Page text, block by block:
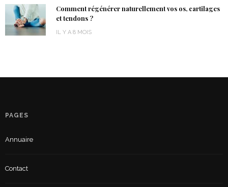
Comment régénérer naturellement vos os, cartilages
et tendons ?
IL Y A 8 MOIS
PAGES
Annuaire
Contact